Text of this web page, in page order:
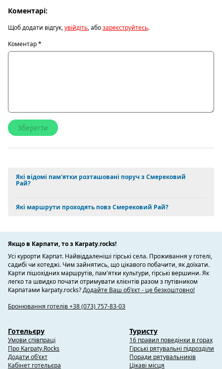
Коментарі:
Щоб додати відгук,увійдіть, абозареєструйтесь.
Коментар*
Які відомі пам'ятки розташовані поруч з Смерековий
Рай?
Які маршрути проходять повз Смерековий Рай?
Якщо в Карпати, то з Karpaty.rocks!
Усі курорти Карпат. Найвіддаленіші гірські села. Проживання у готелі,
садибі чи котеджі. Чим зайнятись, що цікавого побачити, як доїхати.
Карти пішохідних маршрутів, пам'ятки культури, гірські вершини. Як
легко та швидко почати отримувати клієнтів разом з путівником
Карпатами karpaty.rocks?Додайте Ваш об'єкт - це безкоштовно!
Бронювання готелів +38 (073) 757-83-03
Готельєру
Умови співпраці
Про Karpaty.Rocks
Додати об'єкт
Кабінет готельєра
Туристу
16 правил поведінки в горах
Гірські рятувальні підрозділи
Поради рятувальників
Цікаві місця